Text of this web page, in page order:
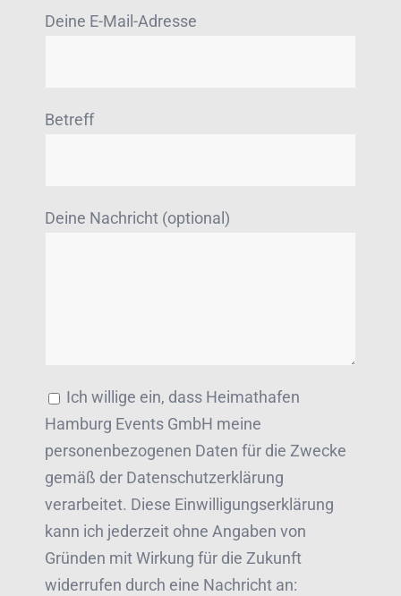
Deine E-Mail-Adresse
Betreff
Deine Nachricht (optional)
Ich willige ein, dass Heimathafen
Hamburg Events GmbH meine
personenbezogenen Daten für die Zwecke
gemäß der Datenschutzerklärung
verarbeitet. Diese Einwilligungserklärung
kann ich jederzeit ohne Angaben von
Gründen mit Wirkung für die Zukunft
widerrufen durch eine Nachricht an: